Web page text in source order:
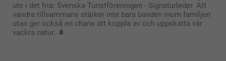
ute i det fria: Svenska Turistföreningen - Signaturleder. Att
vandra tillsammans stärker inte bara banden inom familjen
utan ger också en chans att koppla av och uppskatta vår
vackra natur. 🌲